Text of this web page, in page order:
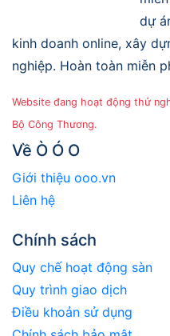
dự
kinh doanh online, xây
nghiệp. Hoàn toàn miễn
Website đang hoạt động thử
Bộ Công Thương.
Về Ò Ó O
Giới thiệu ooo.vn
Liên hệ
Chính sách
Quy chế hoạt động sàn
Quy trình giao dịch
Điều khoản sử dụng